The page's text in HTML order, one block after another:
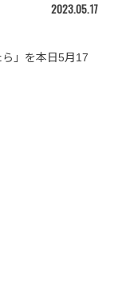
2023.05.17
」を本日5月17